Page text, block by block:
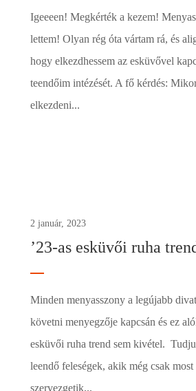
Igeeeen! Megkérték a kezem!
lettem! Olyan rég óta vártam rá, és
hogy elkezdhessem az esküvővel
teendőim intézését. A fő kérdés:
elkezdeni...
2 január, 2023
’23-as esküvői ruha
Minden menyasszony a legújabb
követni menyegzője kapcsán és ez
esküvői ruha trend sem kivétel.
leendő feleségek, akik még csak most
szervezgetik...